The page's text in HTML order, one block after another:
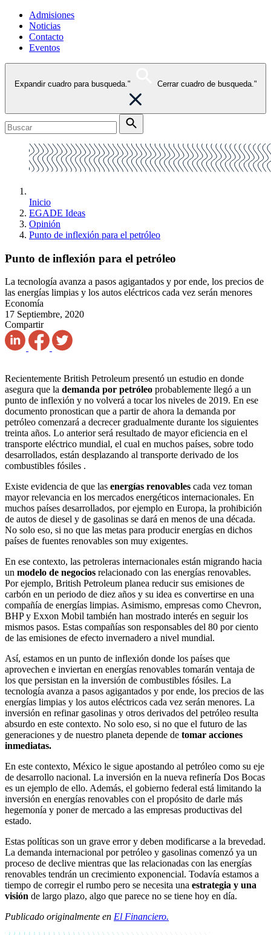
Admisiones
Noticias
Contacto
Eventos
Expandir cuadro para busqueda." Cerrar cuadro de busqueda."
Inicio
EGADE Ideas
Opinión
Punto de inflexión para el petróleo
Punto de inflexión para el petróleo
La tecnología avanza a pasos agigantados y por ende, los precios de
las energías limpias y los autos eléctricos cada vez serán menores
Economía
17 Septiembre, 2020
Compartir
Recientemente British Petroleum presentó un estudio en donde
asegura que la demanda por petróleo probablemente llegó a un
punto de inflexión y no volverá a tocar los niveles de 2019. En ese
documento pronostican que a partir de ahora la demanda por
petróleo comenzará a decrecer gradualmente durante los siguientes
treinta años. Lo anterior será resultado de mayor eficiencia en el
transporte eléctrico mundial, el cual en muchos países, sobre todo
desarrollados, están desplazando al transporte derivado de los
combustibles fósiles .
Existe evidencia de que las energías renovables cada vez toman
mayor relevancia en los mercados energéticos internacionales. En
muchos países desarrollados, por ejemplo en Europa, la prohibición
de autos de diesel y de gasolinas se dará en menos de una década.
No solo eso, si no que las metas para producir energías en dichos
países de fuentes renovables son muy exigentes.
En ese contexto, las petroleras internacionales están migrando hacia
un modelo de negocios relacionado con las energías renovables.
Por ejemplo, British Petroleum planea reducir sus emisiones de
carbón en un periodo de diez años y su idea es convertirse en una
compañía de energías limpias. Asimismo, empresas como Chevron,
BHP y Exxon Mobil también han mostrado interés en seguir los
mismos pasos. Estas compañías son responsables del 80 por ciento
de las emisiones de efecto invernadero a nivel mundial.
Así, estamos en un punto de inflexión donde los países que
aprovechen e inviertan en energías renovables tomarán ventaja de
los que persistan en la inversión de combustibles fósiles. La
tecnología avanza a pasos agigantados y por ende, los precios de las
energías limpias y los autos eléctricos cada vez serán menores. La
inversión en refinar gasolinas y otros derivados del petróleo resulta
absurdo en este contexto. No solo eso, si no que el futuro de las
generaciones y de nuestro planeta depende de tomar acciones
inmediatas.
En este contexto, México le sigue apostando al petróleo como su eje
de desarrollo nacional. La inversión en la nueva refinería Dos Bocas
es un ejemplo de ello. Además, el gobierno federal está limitando la
inversión en energías renovables con el propósito de darle más
hegemonía y poner de mercado a las empresas productivas del
estado.
Estas políticas son un grave error y deben modificarse a la brevedad.
La demanda internacional por petróleo y gasolinas comenzó ya un
proceso de declive mientras que las relacionadas con las energías
renovables tendrán un crecimiento exponencial. Todavía estamos a
tiempo de corregir el rumbo pero se necesita una estrategia y una
visión de largo plazo, algo que parece no se tiene hoy en día.
Publicado originalmente en El Financiero.